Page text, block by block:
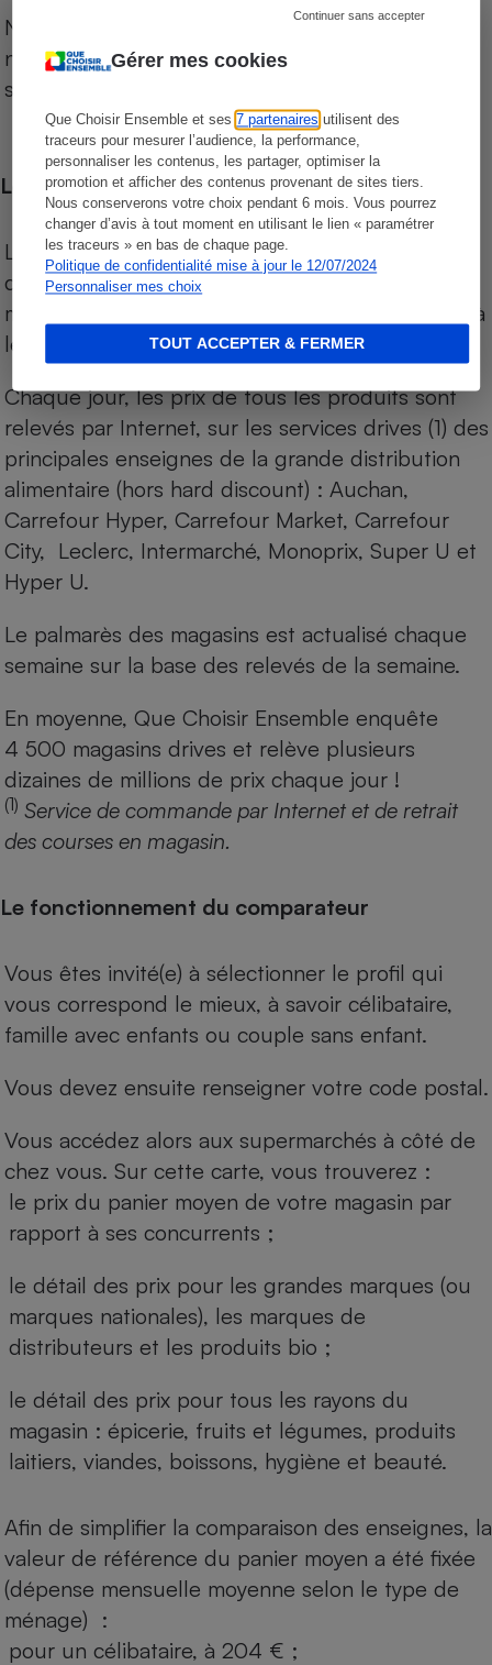
Gérer mes cookies
Que Choisir Ensemble et ses7 partenaires utilisent des
traceurs pour mesurer l’audience, la performance,
personnaliser les contenus, les partager, optimiser la
promotion et afficher des contenus provenant de sites tiers.
Nous conserverons votre choix pendant 6 mois. Vous pourrez
changer d’avis à tout moment en utilisant le lien « paramétrer
les traceurs » en bas de chaque page.
Politique de confidentialité mise à jour le 12/07/2024
Personnaliser mes choix
Continuer sans accepter
TOUT ACCEPTER & FERMER
Notre comparateur de supermarchés propose le
niveau de prix des supermarchés, géolocalisés
sur le territoire français.
Les comparaisons de prix
Les comparaisons sont réalisées sur l’ensemble
des produits des magasins. Les produits de
marques de distributeurs (MDD) sont comparés à
leurs équivalents chez leurs concurrents.
Chaque jour, les prix de tous les produits sont
relevés par Internet, sur les services drives (1) des
principales enseignes de la grande distribution
alimentaire (hors hard discount) : Auchan,
Carrefour Hyper, Carrefour Market, Carrefour
City, Leclerc, Intermarché, Monoprix, Super U et
Hyper U.
Le palmarès des magasins est actualisé chaque
semaine sur la base des relevés de la semaine.
En moyenne, Que Choisir Ensemble enquête
4 500 magasins drives et relève plusieurs
dizaines de millions de prix chaque jour !
(1) Service de commande par Internet et de retrait
des courses en magasin.
Le fonctionnement du comparateur
Vous êtes invité(e) à sélectionner le profil qui
vous correspond le mieux, à savoir célibataire,
famille avec enfants ou couple sans enfant.
Vous devez ensuite renseigner votre code postal.
Vous accédez alors aux supermarchés à côté de
chez vous. Sur cette carte, vous trouverez :
le prix du panier moyen de votre magasin par
rapport à ses concurrents ;
le détail des prix pour les grandes marques (ou
marques nationales), les marques de
distributeurs et les produits bio ;
le détail des prix pour tous les rayons du
magasin : épicerie, fruits et légumes, produits
laitiers, viandes, boissons, hygiène et beauté.
Afin de simplifier la comparaison des enseignes, la
valeur de référence du panier moyen a été fixée
(dépense mensuelle moyenne selon le type de
ménage) :
pour un célibataire, à 204 € ;